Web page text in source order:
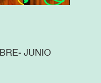
JUNIO